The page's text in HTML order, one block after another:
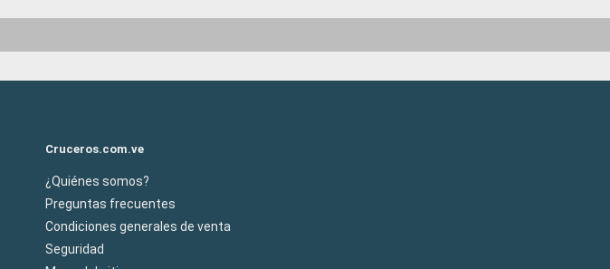
Cruceros.com.ve
¿Quiénes somos?
Preguntas frecuentes
Condiciones generales de venta
Seguridad